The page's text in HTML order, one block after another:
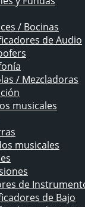
/ Bocinas
de Audio
/ Mezcladoras
musicales
musicales
de
de Bajo